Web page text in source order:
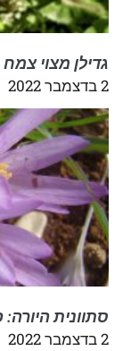
גדילן מצוי
2 בדצמבר 2022
סתוונית
2 בדצמבר 2022